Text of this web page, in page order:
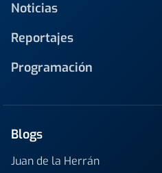
Noticias
Reportajes
Programación
Blogs
Juan de la Herrán